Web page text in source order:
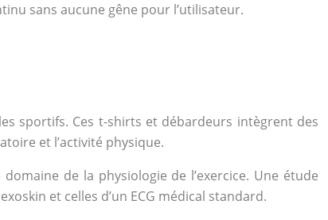
sans aucune gêne pour l’utilisateur.
sportifs. Ces t-shirts et débardeurs intègrent des
et l’activité physique.
de la physiologie de l’exercice. Une étude
et celles d’un ECG médical standard.